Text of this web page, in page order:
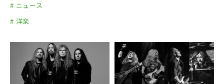
# ニュース
# 洋楽